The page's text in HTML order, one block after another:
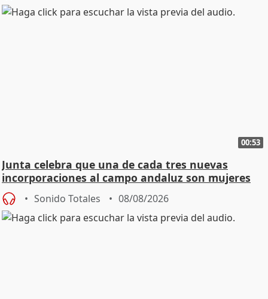
00:53
Junta celebra que una de cada tres nuevas
incorporaciones al campo andaluz son mujeres
jóvenes
Sonido Totales 08/08/2026